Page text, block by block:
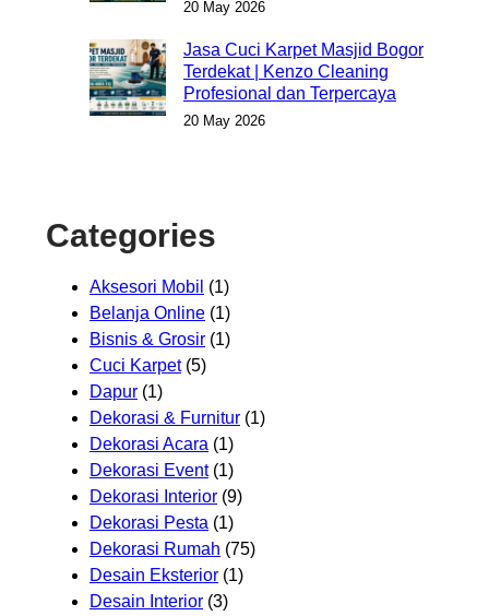
20 May 2026
Jasa Cuci Karpet Masjid Bogor
Terdekat | Kenzo Cleaning
Profesional dan Terpercaya
20 May 2026
Categories
Aksesori Mobil (1)
Belanja Online (1)
Bisnis & Grosir (1)
Cuci Karpet(5)
Dapur (1)
Dekorasi & Furnitur (1)
Dekorasi Acara (1)
Dekorasi Event(1)
Dekorasi Interior (9)
Dekorasi Pesta (1)
Dekorasi Rumah (75)
Desain Eksterior (1)
Desain Interior (3)